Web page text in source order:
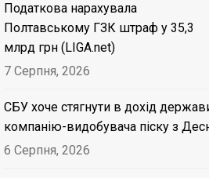
Податкова нарахувала
Полтавському ГЗК штраф у 35,3
млрд грн (LIGA.net)
7 Серпня, 2026
СБУ хоче стягнути в дохід
компанію-видобувача піску з
6 Серпня, 2026